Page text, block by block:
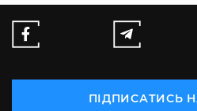
ПІДПИСАТИСЬ